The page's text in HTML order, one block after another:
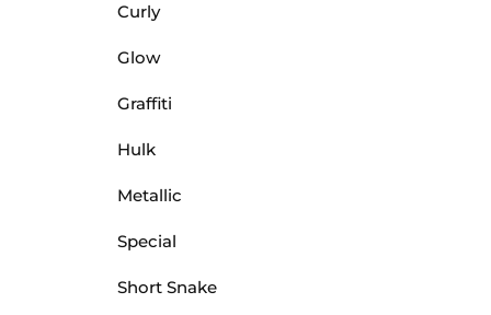
Curly
Glow
Graffiti
Hulk
Metallic
Special
Short Snake